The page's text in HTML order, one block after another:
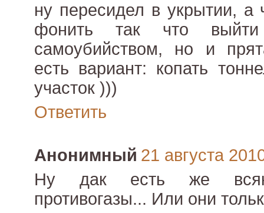
ну пересидел в укрытии, а
фонить так что
самоубийством, но и
есть вариант: копать
участок )))
Ответить
Анонимный 21 августа
Ну дак есть же
противогазы... Или они